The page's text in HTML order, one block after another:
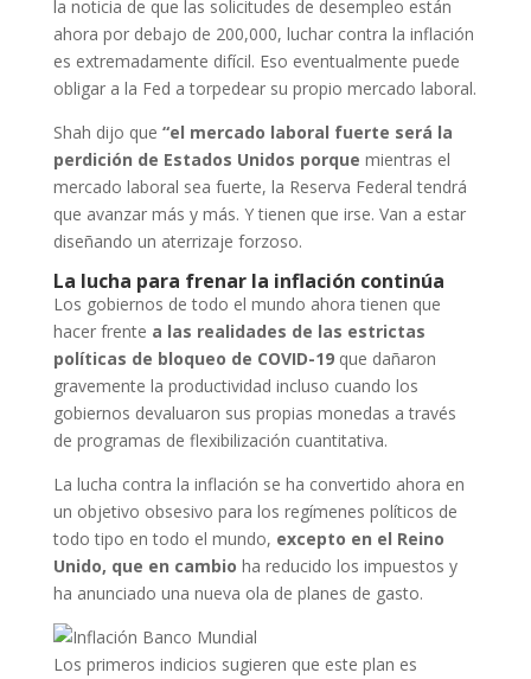
la noticia de que las solicitudes de desempleo están
ahora por debajo de 200,000, luchar contra la inflación
es extremadamente difícil. Eso eventualmente puede
obligar a la Fed a torpedear su propio mercado laboral.
Shah dijo que “el mercado laboral fuerte será la
perdición de Estados Unidos porque mientras el
mercado laboral sea fuerte, la Reserva Federal tendrá
que avanzar más y más. Y tienen que irse. Van a estar
diseñando un aterrizaje forzoso.
La lucha para frenar la inflación continúa
Los gobiernos de todo el mundo ahora tienen que
hacer frente a las realidades de las estrictas
políticas de bloqueo de COVID-19que dañaron
gravemente la productividad incluso cuando los
gobiernos devaluaron sus propias monedas a través
de programas de flexibilización cuantitativa.
La lucha contra la inflación se ha convertido ahora en
un objetivo obsesivo para los regímenes políticos de
todo tipo en todo el mundo, excepto en el Reino
Unido, que en cambio ha reducido los impuestos y
ha anunciado una nueva ola de planes de gasto.
Los primeros indicios sugieren que este plan es